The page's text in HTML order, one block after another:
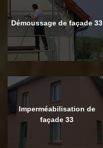
Démoussage de façade 33
Imperméabilisation de
façade 33